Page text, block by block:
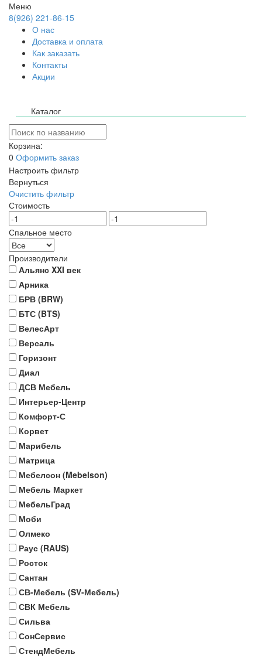
Меню
8(926) 221-86-15
О нас
Доставка и оплата
Как заказать
Контакты
Акции
Каталог
Корзина:
0 Оформить заказ
Настроить фильтр
Вернуться
Очистить фильтр
Стоимость
Спальное место
Производители
Альянс XXI век
Арника
БРВ (BRW)
БТС (BTS)
ВелесАрт
Версаль
Горизонт
Диал
ДСВ Мебель
Интерьер-Центр
Комфорт-С
Корвет
Марибель
Матрица
Мебелсон (Mebelson)
Мебель Маркет
МебельГрад
Моби
Олмеко
Раус (RAUS)
Росток
Сантан
СВ-Мебель (SV-Мебель)
СВК Мебель
Сильва
СонСервис
СтендМебель